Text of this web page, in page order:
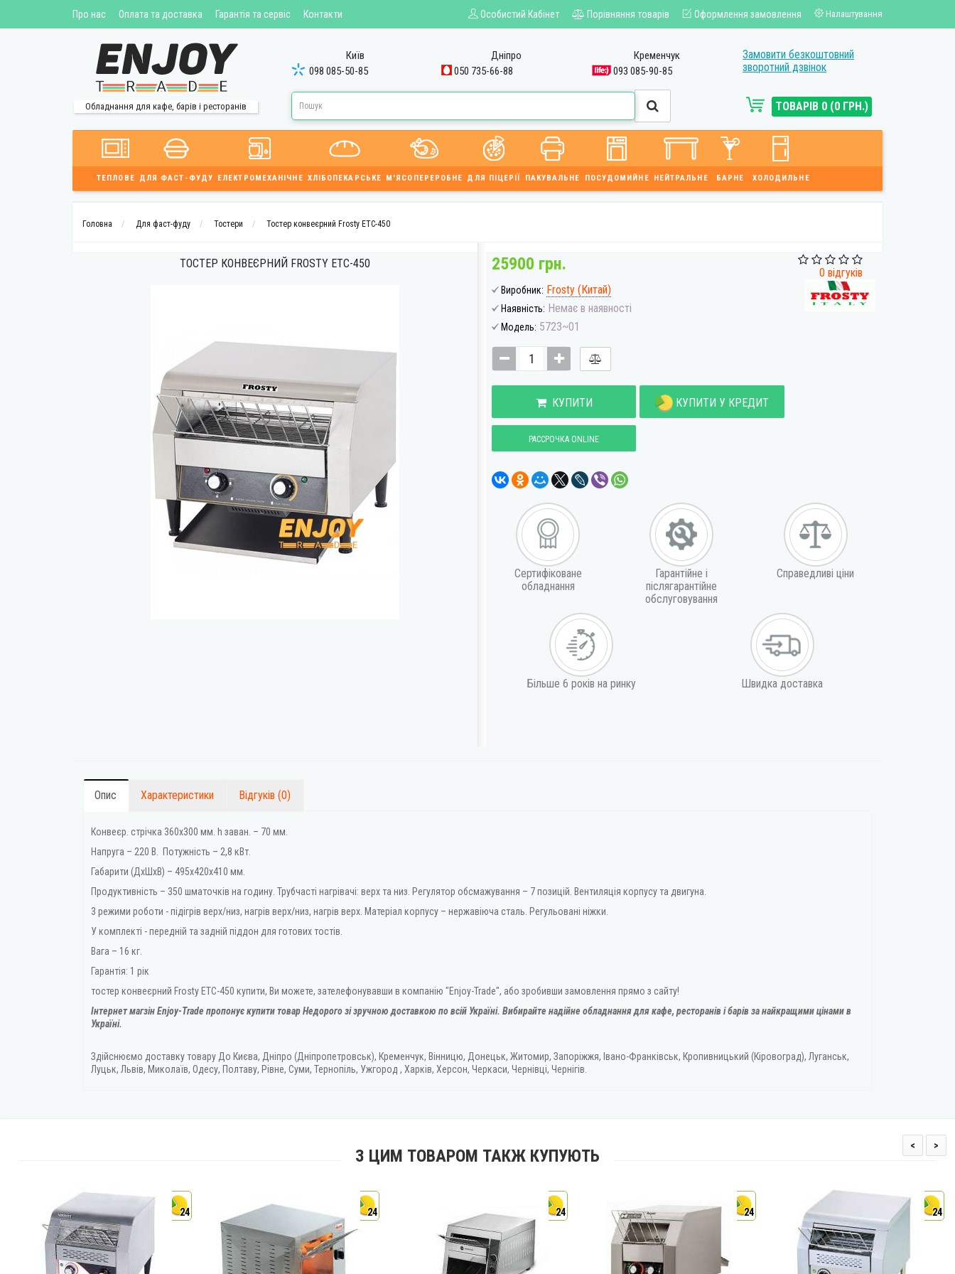
Про нас Оплата та доставка Гарантія та сервіс Контакти Особистий Кабінет Порівняння товарів Оформлення замовлення Налаштування
Обладнання для кафе, барів і ресторанів
Київ
098 085-50-85
Дніпро
050 735-66-88
Кременчук
093 085-90-85
Замовити безкоштовний
зворотний дзвінок
ТОВАРІВ 0 (0 ГРН.)
ТЕПЛОВЕ ДЛЯ ФАСТ-ФУДУ ЕЛЕКТРОМЕХАНІЧНЕ ХЛІБОПЕКАРСЬКЕ М'ЯСОПЕРЕРОБНЕ ДЛЯ ПІЦЕРІЇ ПАКУВАЛЬНЕ ПОСУДОМИЙНЕ НЕЙТРАЛЬНЕ БАРНЕ ХОЛОДИЛЬНЕ
Головна Для фаст-фуду Тостери Тостер конвеєрний Frosty ETC-450
ТОСТЕР КОНВЕЄРНИЙ FROSTY ETC-450
0 відгуків
25900 грн.
Виробник: Frosty (Китай)
Наявність: Немає в наявності
Модель: 5723~01
КУПИТИ КУПИТИ У КРЕДИТ
РАССРОЧКА ONLINE
Сертифіковане
обладнання
Гарантійне і
післягарантійне
обслуговування
Справедливі ціни
Більше 6 років на ринку Швидка доставка
Опис Характеристики Відгуків (0)
Конвеєр. стрічка 360х300 мм. h заван. – 70 мм.
Напруга – 220 В. Потужність – 2,8 кВт.
Габарити (ДхШхВ) – 495х420х410 мм.
Продуктивність – 350 шматочків на годину. Трубчасті нагрівачі: верх та низ. Регулятор обсмажування – 7 позицій. Вентиляція корпусу та двигуна.
3 режими роботи - підігрів верх/низ, нагрів верх/низ, нагрів верх. Матеріал корпусу – нержавіюча сталь. Регульовані ніжки.
У комплекті - передній та задній піддон для готових тостів.
Вага – 16 кг.
Гарантія: 1 рік
тостер конвеєрний Frosty ETC-450 купити, Ви можете, зателефонувавши в компанію "Enjoy-Trade", або зробивши замовлення прямо з сайту!
Інтернет магзін Enjoy-Trade пропонує купити товарНедорого зі зручною доставкою по всій Україні. Вибирайте надійне обладнання для кафе, ресторанів і барів за найкращими цінами в
Україні.
Здійснюємо доставку товару До Києва, Дніпро (Дніпропетровськ), Кременчук, Вінницю, Донецьк, Житомир, Запоріжжя, Івано-Франківськ, Кропивницький (Кіровоград), Луганськ,
Луцьк, Львів, Миколаїв, Одесу, Полтаву, Рівне, Суми, Тернопіль, Ужгород , Харків, Херсон, Черкаси, Чернівці, Чернігів.
З ЦИМ ТОВАРОМ ТАКЖ КУПУЮТЬ
24 24 24 24 24
< >